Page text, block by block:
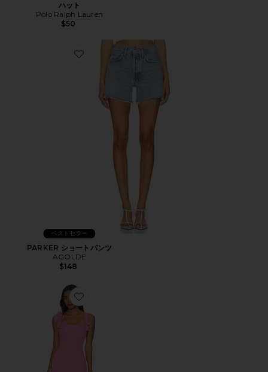
ハット
Polo Ralph Lauren
$50
Favorite PARKER ショートパンツ
ベストセラー
PARKER ショートパンツ
AGOLDE
$148
Favorite TROMPE ミニドレス